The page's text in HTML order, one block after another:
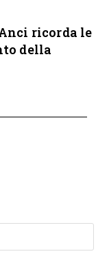
ricorda le
della